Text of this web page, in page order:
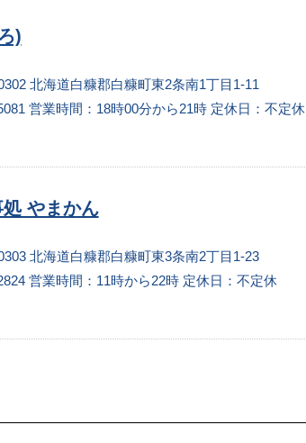
)
北海道白糠郡白糠町東2条南1丁目1-11
営業時間：18時00分から21時 定休日：不定休
やまかん
北海道白糠郡白糠町東3条南2丁目1-23
営業時間：11時から22時 定休日：不定休